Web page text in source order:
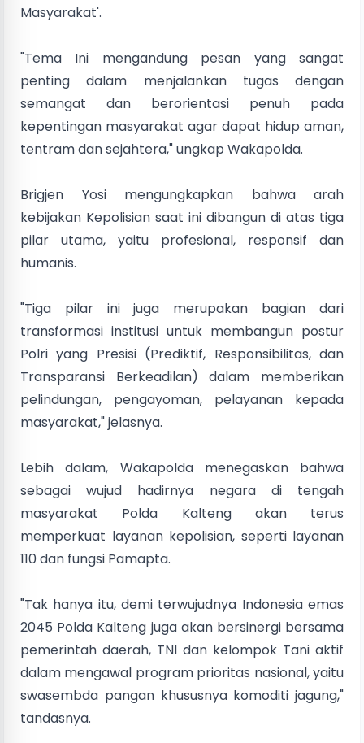
Masyarakat'.
"Tema Ini mengandung pesan yang sangat
penting dalam menjalankan tugas dengan
semangat dan berorientasi penuh pada
kepentingan masyarakat agar dapat hidup aman,
tentram dan sejahtera," ungkap Wakapolda.
Brigjen Yosi mengungkapkan bahwa arah
kebijakan Kepolisian saat ini dibangun di atas tiga
pilar utama, yaitu profesional, responsif dan
humanis.
"Tiga pilar ini juga merupakan bagian dari
transformasi institusi untuk membangun postur
Polri yang Presisi (Prediktif, Responsibilitas, dan
Transparansi Berkeadilan) dalam memberikan
pelindungan, pengayoman, pelayanan kepada
masyarakat," jelasnya.
Lebih dalam, Wakapolda menegaskan bahwa
sebagai wujud hadirnya negara di tengah
masyarakat Polda Kalteng akan terus
memperkuat layanan kepolisian, seperti layanan
110 dan fungsi Pamapta.
"Tak hanya itu, demi terwujudnya Indonesia emas
2045 Polda Kalteng juga akan bersinergi bersama
pemerintah daerah, TNI dan kelompok Tani aktif
dalam mengawal program prioritas nasional, yaitu
swasembda pangan khususnya komoditi jagung,"
tandasnya.